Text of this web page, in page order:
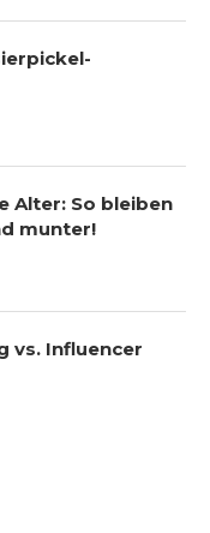
Alter: So bleiben
munter!
vs. Influencer